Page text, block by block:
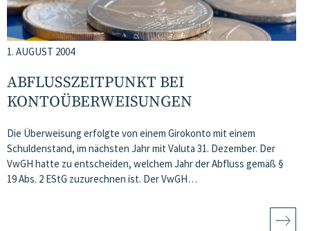
1. AUGUST 2004
ABFLUSSZEITPUNKT BEI
KONTOÜBERWEISUNGEN
Die Überweisung erfolgte von einem Girokonto mit einem
Schuldenstand, im nächsten Jahr mit Valuta 31. Dezember. Der
VwGH hatte zu entscheiden, welchem Jahr der Abfluss gemäß §
19 Abs. 2 EStG zuzurechnen ist. Der VwGH…